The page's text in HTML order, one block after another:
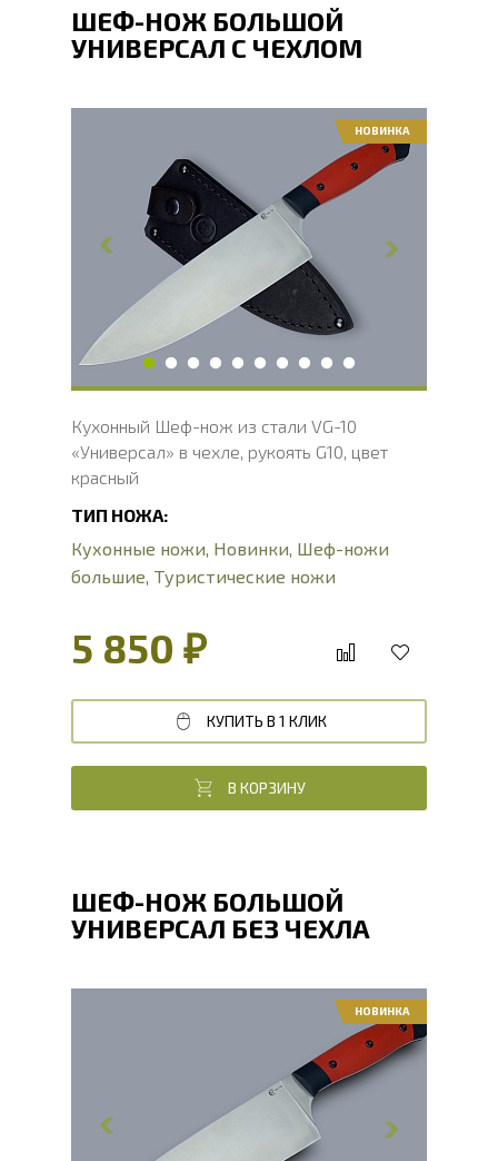
ШЕФ-НОЖ БОЛЬШОЙ
УНИВЕРСАЛ С ЧЕХЛОМ
Общая длина, мм
Длина клинка, мм
Ширина клинка, мм
Толщина обуха, мм
2.1
Длина рукояти, мм
Твердость клинка, HRC
60 - 61 HRC
Вес, г
НОВИНКА
Кухонный Шеф-нож из стали VG-10
«Универсал» в чехле, рукоять G10, цвет
красный
ТИП НОЖА:
Кухонные ножи, Новинки, Шеф-ножи
большие, Туристические ножи
5 850 ₽
КУПИТЬ В 1 КЛИК
В КОРЗИНУ
ШЕФ-НОЖ БОЛЬШОЙ
УНИВЕРСАЛ БЕЗ ЧЕХЛА
302
Толщина обуха, мм
2.1
Длина рукояти, мм
НОВИНКА